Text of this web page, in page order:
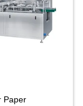
Paper